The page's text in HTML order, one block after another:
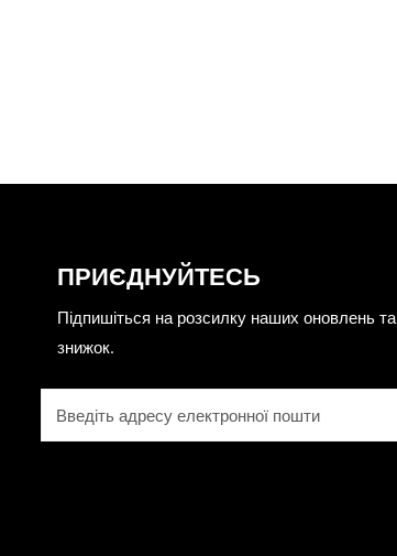
ПРИЄДНУЙТЕСЬ
Підпишіться на розсилку наших оновлень та
знижок.
пошта